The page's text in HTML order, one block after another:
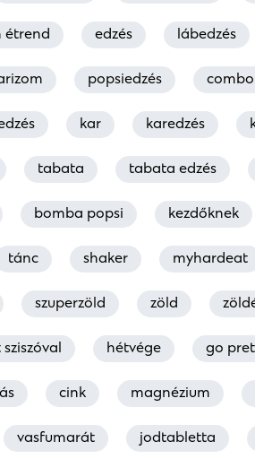
étrend edzés lábedzés
popsiedzés combo
kar karedzés
tabata tabata edzés
bomba popsi kezdőknek
tánc shaker myhardeat
szuperzöld zöld
hétvége go
cink magnézium
vasfumarát jodtabletta